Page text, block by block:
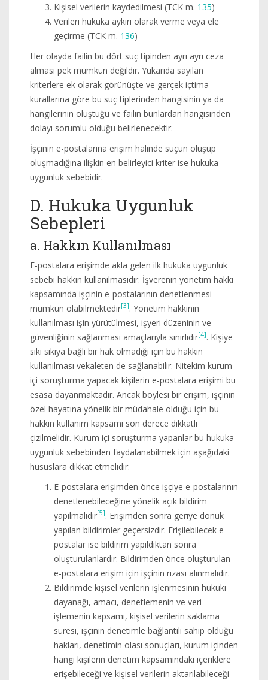
Kişisel verilerin kaydedilmesi (TCK m. 135)
Verileri hukuka aykırı olarak verme veya ele
geçirme (TCK m. 136)
Her olayda failin bu dört suç tipinden ayrı ayrı ceza
alması pek mümkün değildir. Yukarıda sayılan
kriterlere ek olarak görünüşte ve gerçek içtima
kurallarına göre bu suç tiplerinden hangisinin ya da
hangilerinin oluştuğu ve failin bunlardan hangisinden
dolayı sorumlu olduğu belirlenecektir.
İşçinin e-postalarına erişim halinde suçun oluşup
oluşmadığına ilişkin en belirleyici kriter ise hukuka
uygunluk sebebidir.
D. Hukuka Uygunluk
Sebepleri
a. Hakkın Kullanılması
E-postalara erişimde akla gelen ilk hukuka uygunluk
sebebi hakkın kullanılmasıdır. İşverenin yönetim hakkı
kapsamında işçinin e-postalarının denetlenmesi
mümkün olabilmektedir[3]. Yönetim hakkının
kullanılması işin yürütülmesi, işyeri düzeninin ve
güvenliğinin sağlanması amaçlarıyla sınırlıdır[4]. Kişiye
sıkı sıkıya bağlı bir hak olmadığı için bu hakkın
kullanılması vekaleten de sağlanabilir. Nitekim kurum
içi soruşturma yapacak kişilerin e-postalara erişimi bu
esasa dayanmaktadır. Ancak böylesi bir erişim, işçinin
özel hayatına yönelik bir müdahale olduğu için bu
hakkın kullanım kapsamı son derece dikkatli
çizilmelidir. Kurum içi soruşturma yapanlar bu hukuka
uygunluk sebebinden faydalanabilmek için aşağıdaki
hususlara dikkat etmelidir:
E-postalara erişimden önce işçiye e-postalarının
denetlenebileceğine yönelik açık bildirim
yapılmalıdır[5]. Erişimden sonra geriye dönük
yapılan bildirimler geçersizdir. Erişilebilecek e-
postalar ise bildirim yapıldıktan sonra
oluşturulanlardır. Bildirimden önce oluşturulan
e-postalara erişim için işçinin rızası alınmalıdır.
Bildirimde kişisel verilerin işlenmesinin hukuki
dayanağı, amacı, denetlemenin ve veri
işlemenin kapsamı, kişisel verilerin saklama
süresi, işçinin denetimle bağlantılı sahip olduğu
hakları, denetimin olası sonuçları, kurum içinden
hangi kişilerin denetim kapsamındaki içeriklere
erişebileceği ve kişisel verilerin aktarılabileceği